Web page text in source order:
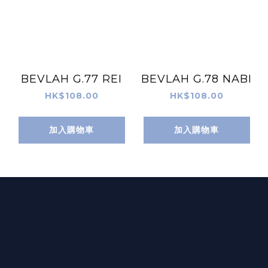
BEVLAH G.77 REI
HK$108.00
加入購物車
BEVLAH G.78 NABI
HK$108.00
加入購物車